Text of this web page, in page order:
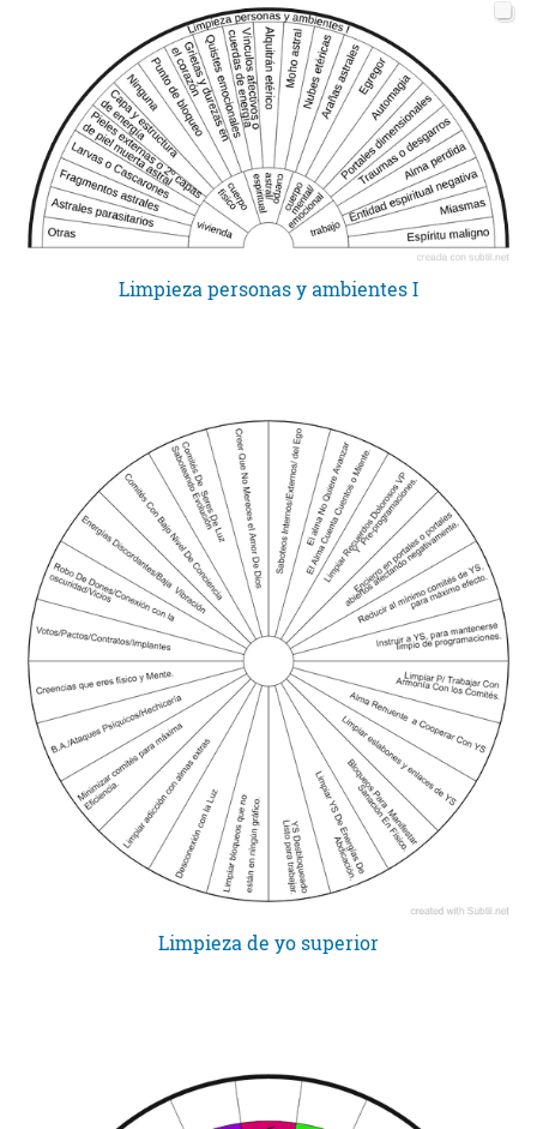
Limpieza personas y ambientes I
Limpieza de yo superior